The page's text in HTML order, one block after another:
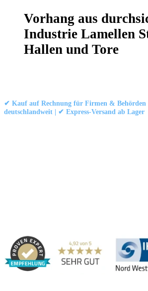
Vorhang aus
Industrie Lamellen
Hallen und Tore
✔ Kauf auf Rechnung für Firmen & Behörden
deutschlandweit | ✔ Express-Versand ab Lager